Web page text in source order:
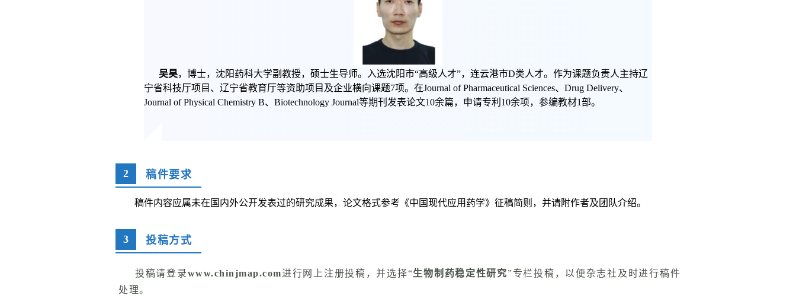
吴昊，博士，沈阳药科大学副教授，硕士生导师。入选沈阳市“高级人才”，连云港市D类人才。作为课题负责人主持辽
宁省科技厅项目、辽宁省教育厅等资助项目及企业横向课题7项。在Journal of Pharmaceutical Sciences、Drug Delivery、
Journal of Physical Chemistry B、Biotechnology Journal等期刊发表论文10余篇，申请专利10余项，参编教材1部。
2 稿件要求
稿件内容应属未在国内外公开发表过的研究成果，论文格式参考《中国现代应用药学》征稿简则，并请附作者及团队介绍。
3 投稿方式
投稿请登录www.chinjmap.com进行网上注册投稿，并选择“生物制药稳定性研究”专栏投稿，以便杂志社及时进行稿件
处理。